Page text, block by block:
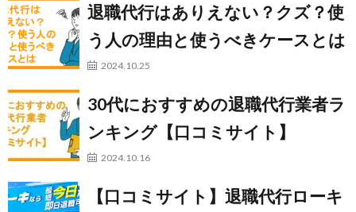
退職代行はありえない？クズ？使
う人の理由と使うべきケースとは
2024.10.25
30代におすすめの退職代行業者ラ
ンキング【口コミサイト】
2024.10.16
【口コミサイト】退職代行ローキ